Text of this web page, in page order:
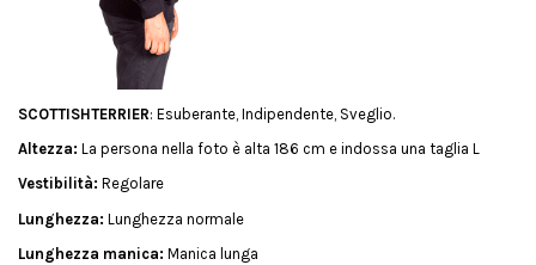
SCOTTISHTERRIER: Esuberante, Indipendente, Sveglio.
Altezza: La persona nella foto è alta 186 cm e indossa una taglia L
Vestibilità: Regolare
Lunghezza: Lunghezza normale
Lunghezza manica: Manica lunga